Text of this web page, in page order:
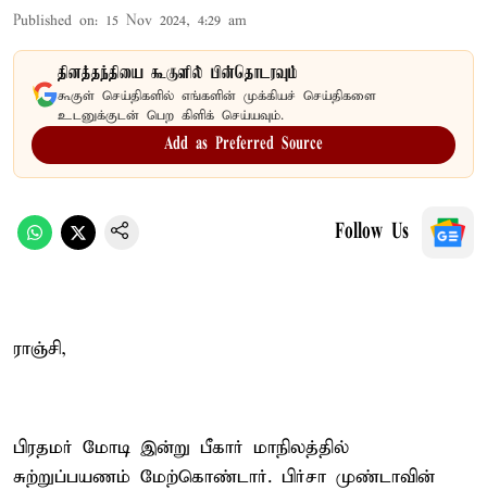
Published on: 15 Nov 2024, 4:29 am
தினத்தந்தியை கூகுளில் பின்தொடரவும்
கூகுள் செய்திகளில் எங்களின் முக்கியச் செய்திகளை
உடனுக்குடன் பெற கிளிக் செய்யவும்.
Add as Preferred Source
Follow Us
ராஞ்சி,
பிரதமர் மோடி இன்று பீகார் மாநிலத்தில்
சுற்றுப்பயணம் மேற்கொண்டார். பிர்சா முண்டாவின்